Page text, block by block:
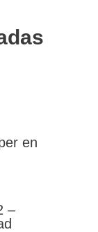
en
–